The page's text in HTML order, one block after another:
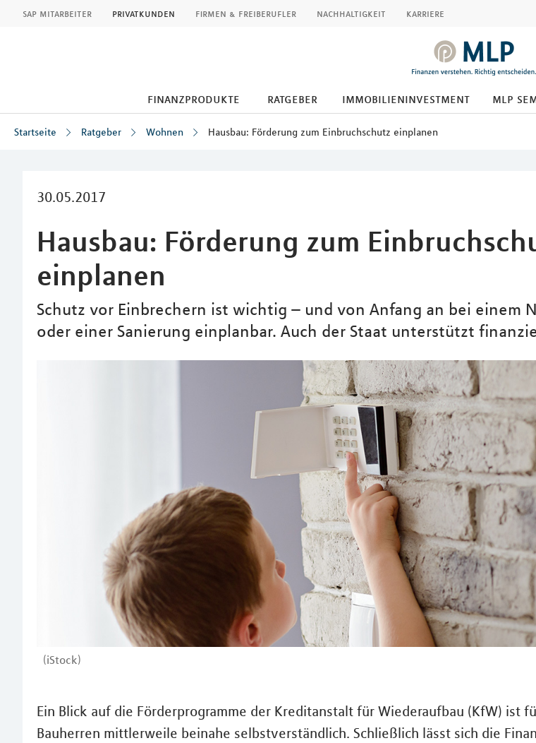
sap mitarbeiter privatkunden firmen & freiberufler nachhaltigkeit karriere
finanzprodukte ratgeber immobilieninvestment mlp
Startseite Ratgeber Wohnen Hausbau: Förderung zum Einbruchschutz einplanen
30.05.2017
Hausbau: Förderung zum
einplanen
Schutz vor Einbrechern ist wichtig – und von Anfang an bei einem
oder einer Sanierung einplanbar. Auch der Staat unterstützt
(iStock)
Ein Blick auf die Förderprogramme der Kreditanstalt für Wiederaufbau (KfW) ist
Bauherren mittlerweile beinahe selbstverständlich. Schließlich lässt sich die